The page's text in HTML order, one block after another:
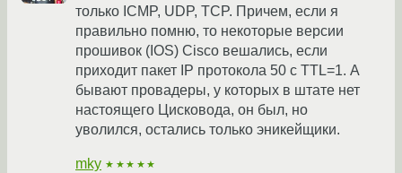
только ICMP, UDP, TCP. Причем, если я
правильно помню, то некоторые версии
прошивок (IOS) Cisco вешались, если
приходит пакет IP протокола 50 с TTL=1. А
бывают провадеры, у которых в штате нет
настоящего Цисковода, он был, но
уволился, остались только эникейщики.
mky ★★★★★